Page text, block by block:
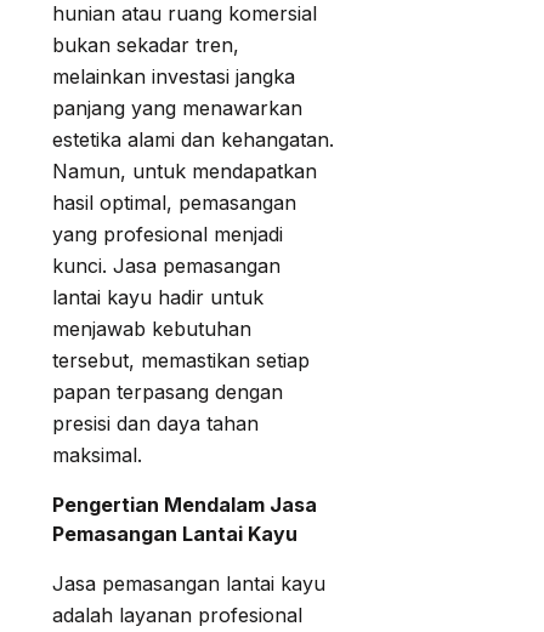
hunian atau ruang komersial
bukan sekadar tren,
melainkan investasi jangka
panjang yang menawarkan
estetika alami dan kehangatan.
Namun, untuk mendapatkan
hasil optimal, pemasangan
yang profesional menjadi
kunci. Jasa pemasangan
lantai kayu hadir untuk
menjawab kebutuhan
tersebut, memastikan setiap
papan terpasang dengan
presisi dan daya tahan
maksimal.
Pengertian Mendalam Jasa
Pemasangan Lantai Kayu
Jasa pemasangan lantai kayu
adalah layanan profesional